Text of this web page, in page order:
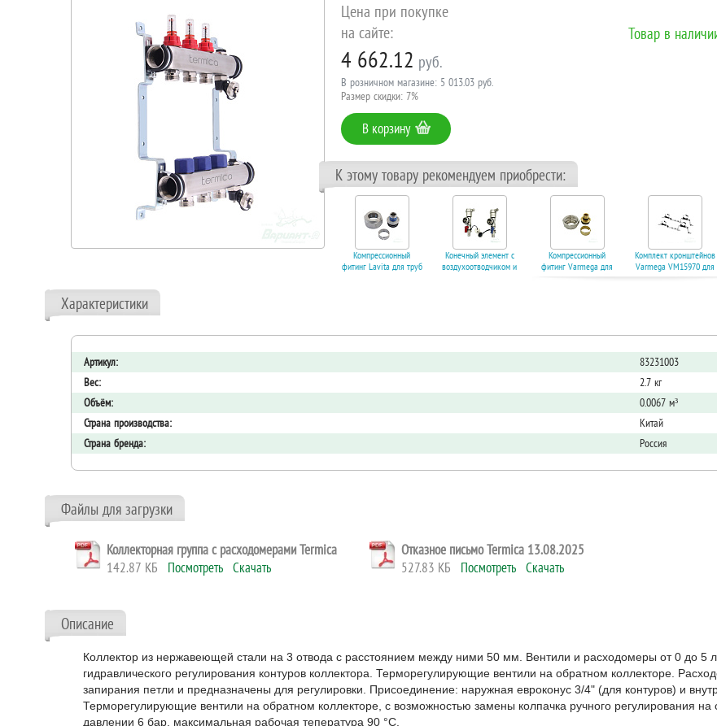
Товар в
Цена при покупке
на сайте:
4 662.12 руб.
В розничном магазине: 5 013.03 руб.
Размер скидки: 7%
В корзину
К этому товару рекомендуем приобрести:
В корзину
Компрессионный
фитинг Lavita для труб
В корзину
Конечный элемент с
воздухоотводчиком и
Компрессионный
фитинг Varmega для
Комплект кронштейнов
Varmega VM15970 для
В корзину
Характеристики
Артикул:
83231003
Вес:
2.7 кг
Объём:
0.0067 м³
Страна производства:
Китай
Страна бренда:
Россия
Файлы для загрузки
Коллекторная группа с расходомерами Termica
142.87 КБ Посмотреть Скачать
Отказное письмо Termica 13.08.2025
527.83 КБ Посмотреть Скачать
Описание
Коллектор из нержавеющей стали на 3 отвода с расстоянием между ними 50 мм. Вентили и расходомеры от 0 до 5
гидравлического регулирования контуров коллектора. Терморегулирующие вентили на обратном коллекторе.
запирания петли и предназначены для регулировки. Присоединение: наружная евроконус 3/4" (для контуров) и
Терморегулирующие вентили на обратном коллекторе, с возможностью замены колпачка ручного регулирования
давлении 6 бар, максимальная рабочая тепература 90 °C.